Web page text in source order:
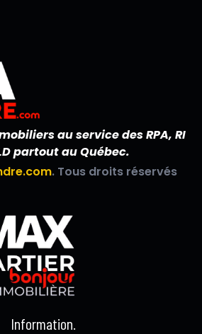
au service des RPA, RI
partout au Québec.
. Tous droits réservés
Information.